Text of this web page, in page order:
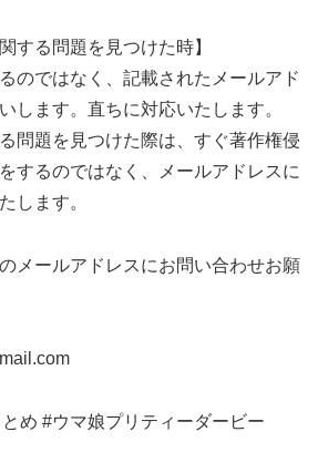
する問題を見つけた時】
のではなく、記載されたメールアド
します。直ちに対応いたします。
問題を見つけた際は、すぐ著作権侵
するのではなく、メールアドレスに
します。
メールアドレスにお問い合わせお願
め #ウマ娘プリティーダービー